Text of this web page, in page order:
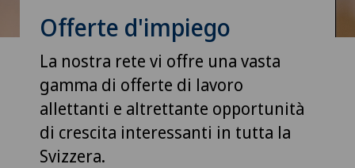
Offerte d'impiego
La nostra rete vi offre una vasta
gamma di offerte di lavoro
allettanti e altrettante opportunità
di crescita interessanti in tutta la
Svizzera.